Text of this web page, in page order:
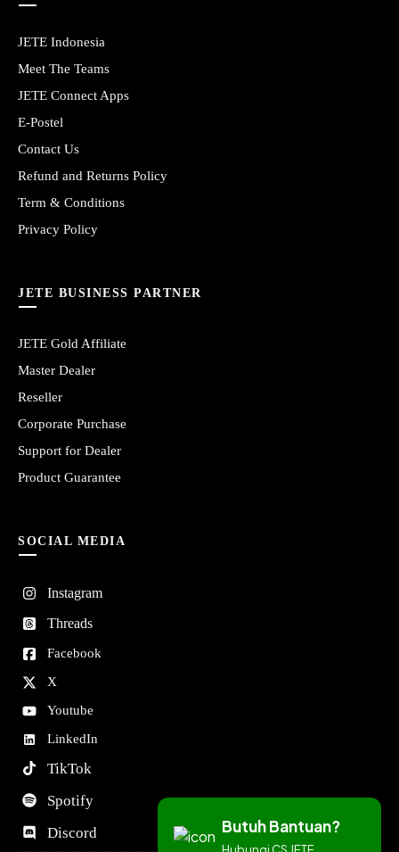
JETE Indonesia
Meet The Teams
JETE Connect Apps
E-Postel
Contact Us
Refund and Returns Policy
Term & Conditions
Privacy Policy
JETE BUSINESS PARTNER
JETE Gold Affiliate
Master Dealer
Reseller
Corporate Purchase
Support for Dealer
Product Guarantee
SOCIAL MEDIA
Instagram
Threads
Facebook
X
Youtube
LinkedIn
TikTok
Spotify
Discord
Butuh Bantuan?